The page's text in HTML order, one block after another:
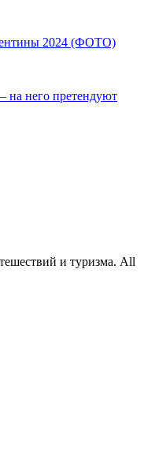
2024 (ФОТО)
него претендуют
и туризма. All